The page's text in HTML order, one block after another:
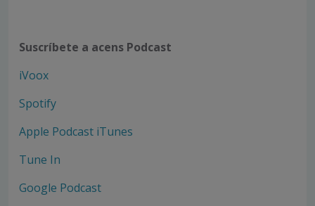
Suscríbete a acens Podcast
iVoox
Spotify
Apple Podcast iTunes
Tune In
Google Podcast